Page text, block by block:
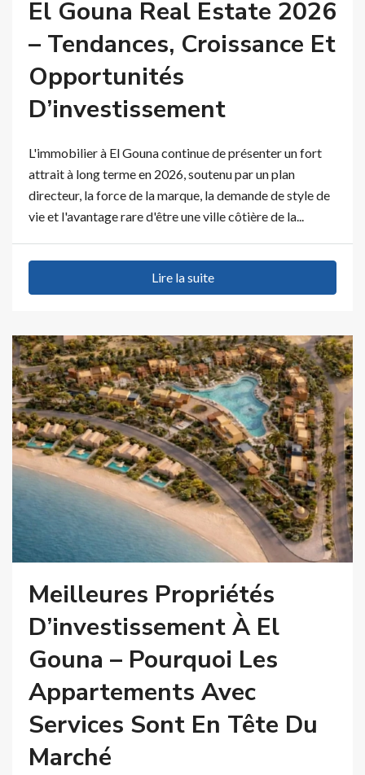
El Gouna Real Estate 2026
– Tendances, Croissance Et
Opportunités
D’investissement
L'immobilier à El Gouna continue de présenter un fort
attrait à long terme en 2026, soutenu par un plan
directeur, la force de la marque, la demande de style de
vie et l'avantage rare d'être une ville côtière de la...
Lire la suite
Meilleures Propriétés
D’investissement À El
Gouna – Pourquoi Les
Appartements Avec
Services Sont En Tête Du
Marché